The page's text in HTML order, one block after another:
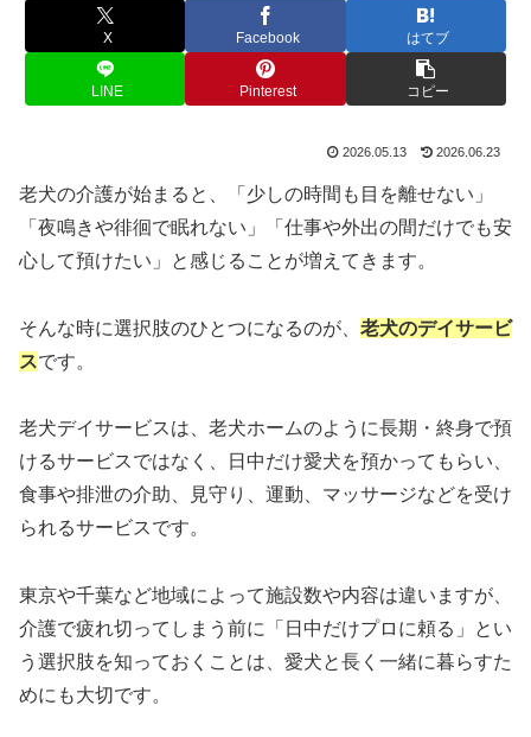
X Facebook はてブ
LINE Pinterest コピー
2026.05.13 2026.06.23
老犬の介護が始まると、「少しの時間も目を離せない」
「夜鳴きや徘徊で眠れない」「仕事や外出の間だけでも安
心して預けたい」と感じることが増えてきます。
そんな時に選択肢のひとつになるのが、 老犬のデイサービ
スです。
老犬デイサービスは、老犬ホームのように長期・終身で預
けるサービスではなく、日中だけ愛犬を預かってもらい、
食事や排泄の介助、見守り、運動、マッサージなどを受け
られるサービスです。
東京や千葉など地域によって施設数や内容は違いますが、
介護で疲れ切ってしまう前に「日中だけプロに頼る」とい
う選択肢を知っておくことは、愛犬と長く一緒に暮らすた
めにも大切です。